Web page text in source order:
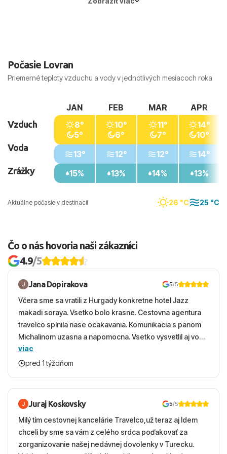
Počasie Lovran
Priemerné teploty vzduchu a vody v jednotlivých mesiacoch roka
Aktuálne počasie v destinacii 26 °C 25 °C
Vzduch
Voda
Zrážky
JAN
8°
5°
13°
15%
FEB
10°
6°
12°
13%
MAR
11°
7°
12°
14%
APR
14°
10°
14°
13%
Čo o nás hovoria naši zákazníci
4.9/5
Jana Dopirakova 5/5
Včera sme sa vratili z Hurgady konkretne hotel Jazz
makadi soraya. Vsetko bolo krasne. Cestovna agentura
travelco splnila nase ocakavania. Komunikacia s panom
Michalinom uzasna a napomocna. Vsetko vysvetlil aj vo
vecernych hodinach zaco sa ospravedlnujem. Hotel
krasny, cisty. Sluzby top. Strava, prostredie, more,
viac
pred 1 týždňom
Juraj Koskovsky 5/5
Milý tím cestovnej kancelárie Travelco,už teraz aj Idem
chceli by sme sa vám z celého srdca poďakovať za
zorganizovanie našej nedávnej dovolenky v Turecku.